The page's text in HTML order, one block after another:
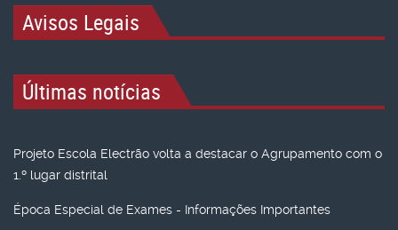
Avisos Legais
Últimas notícias
Projeto Escola Electrão volta a destacar o Agrupamento com o
1.º lugar distrital
Época Especial de Exames - Informações Importantes